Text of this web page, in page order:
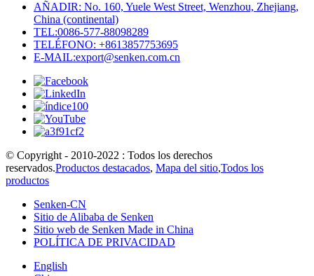
AÑADIR: No. 160, Yuele West Street, Wenzhou, Zhejiang,
China (continental)
TEL:0086-577-88098289
TELÉFONO: +8613857753695
E-MAIL:export@senken.com.cn
© Copyright - 2010-2022 : Todos los derechos
reservados.Productos destacados, Mapa del sitio,Todos los
productos
Senken-CN
Sitio de Alibaba de Senken
Sitio web de Senken Made in China
POLÍTICA DE PRIVACIDAD
English